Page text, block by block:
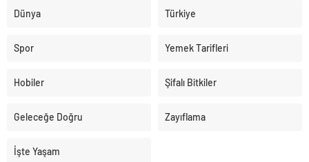
Dünya Türkiye
Spor Yemek Tarifleri
Hobiler Şifalı Bitkiler
Geleceğe Doğru Zayıflama
İşte Yaşam